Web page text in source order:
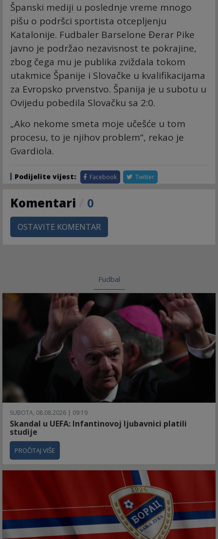
Španski mediji u poslednje vreme mnogo
pišu o podršci sportista otcepljenju
Katalonije. Fudbaler Barselone Đerar Pike
javno je podržao nezavisnost te pokrajine,
zbog čega mu je publika zviždala tokom
utakmice Španije i Slovačke u kvalifikacijama
za Evropsko prvenstvo. Španija je u subotu u
Ovijedu pobedila Slovačku sa 2:0.
„Ako nekome smeta moje učešće u tom
procesu, to je njihov problem“, rekao je
Gvardiola.
Podijelite vijest: Facebook Twitter
Komentari 0
OSTAVITE KOMENTAR
Fudbal
SUBOTA, 08.08.2026 | 09:19
Skandal u UEFA: Infantinovoj ljubavnici platili
studije
PROČITAJ VIŠE